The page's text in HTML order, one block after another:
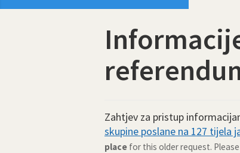
Zahtjev za pristup
skupine poslane na 127 tijela
place for this older request. Please